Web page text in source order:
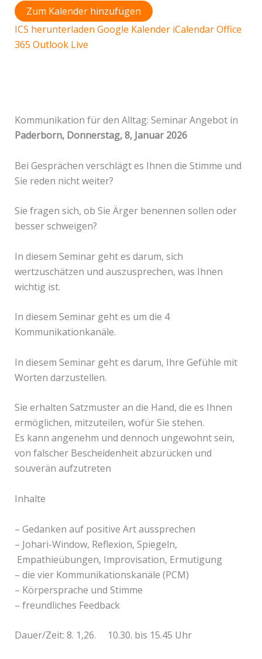
Zum Kalender hinzufügen
ICS herunterladen Google Kalender iCalendarOffice
365 Outlook Live
Kommunikation für den Alltag: Seminar Angebot in
Paderborn, Donnerstag, 8, Januar 2026
Bei Gesprächen verschlägt es Ihnen die Stimme und
Sie reden nicht weiter?
Sie fragen sich, ob Sie Ärger benennen sollen oder
besser schweigen?
In diesem Seminar geht es darum, sich
wertzuschätzen und auszusprechen, was Ihnen
wichtig ist.
In diesem Seminar geht es um die 4
Kommunikationkanäle.
In diesem Seminar geht es darum, Ihre Gefühle mit
Worten darzustellen.
Sie erhalten Satzmuster an die Hand, die es Ihnen
ermöglichen, mitzuteilen, wofür Sie stehen.
Es kann angenehm und dennoch ungewohnt sein,
von falscher Bescheidenheit abzurücken und
souverän aufzutreten
Inhalte
– Gedanken auf positive Art aussprechen
– Johari-Window, Reflexion, Spiegeln,
Empathieübungen, Improvisation, Ermutigung
– die vier Kommunikationskanäle (PCM)
– Körpersprache und Stimme
– freundliches Feedback
Dauer/Zeit: 8. 1,26. 10.30. bis 15.45 Uhr